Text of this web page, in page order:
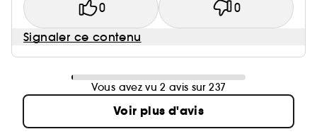
0 0
Signaler ce contenu
Vous avez vu 2 avis sur 237
Voir plus d'avis